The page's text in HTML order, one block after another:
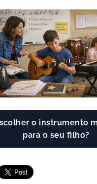
o instrumento
para o seu filho?